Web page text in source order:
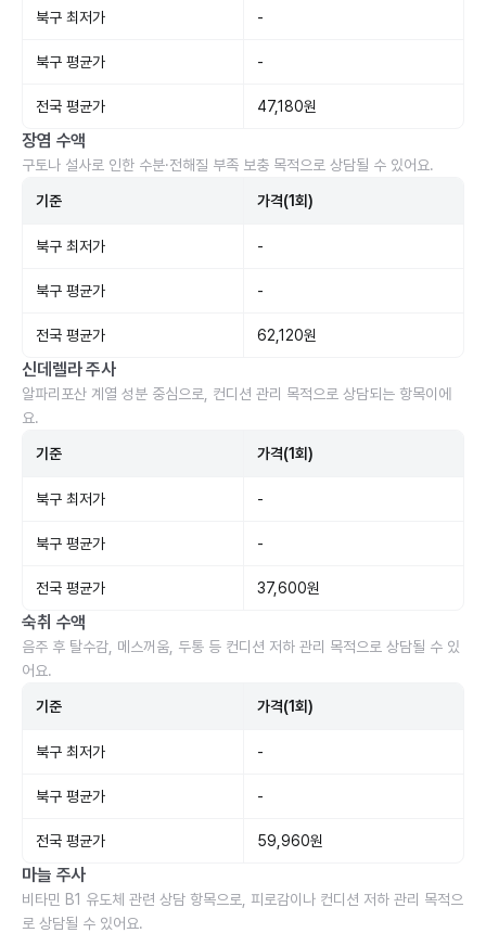
북구 최저가 -
북구 평균가 -
전국 평균가 47,180원
장염 수액
구토나 설사로 인한 수분·전해질 부족 보충 목적으로 상담될 수 있어요.
기준 가격(1회)
북구 최저가 -
북구 평균가 -
전국 평균가 62,120원
신데렐라 주사
알파리포산 계열 성분 중심으로, 컨디션 관리 목적으로 상담되는 항목이에
요.
기준 가격(1회)
북구 최저가 -
북구 평균가 -
전국 평균가 37,600원
숙취 수액
음주 후 탈수감, 메스꺼움, 두통 등 컨디션 저하 관리 목적으로 상담될 수 있
어요.
기준 가격(1회)
북구 최저가 -
북구 평균가 -
전국 평균가 59,960원
마늘 주사
비타민 B1 유도체 관련 상담 항목으로, 피로감이나 컨디션 저하 관리 목적으
로 상담될 수 있어요.